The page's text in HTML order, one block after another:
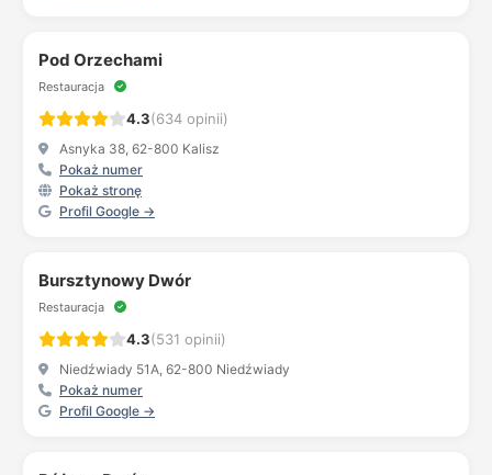
Pod Orzechami
Restauracja
4.3(634 opinii)
Asnyka 38, 62-800 Kalisz
Pokaż numer
Pokaż stronę
Profil Google →
Bursztynowy Dwór
Restauracja
4.3(531 opinii)
Niedźwiady 51A, 62-800 Niedźwiady
Pokaż numer
Profil Google →